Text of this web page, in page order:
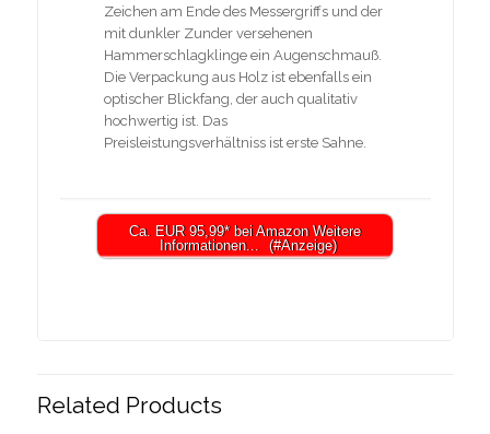
Zeichen am Ende des Messergriffs und der
mit dunkler Zunder versehenen
Hammerschlagklinge ein Augenschmauß.
Die Verpackung aus Holz ist ebenfalls ein
optischer Blickfang, der auch qualitativ
hochwertig ist. Das
Preisleistungsverhältniss ist erste Sahne.
Ca. EUR 95,99* bei Amazon Weitere
Informationen...
Related Products